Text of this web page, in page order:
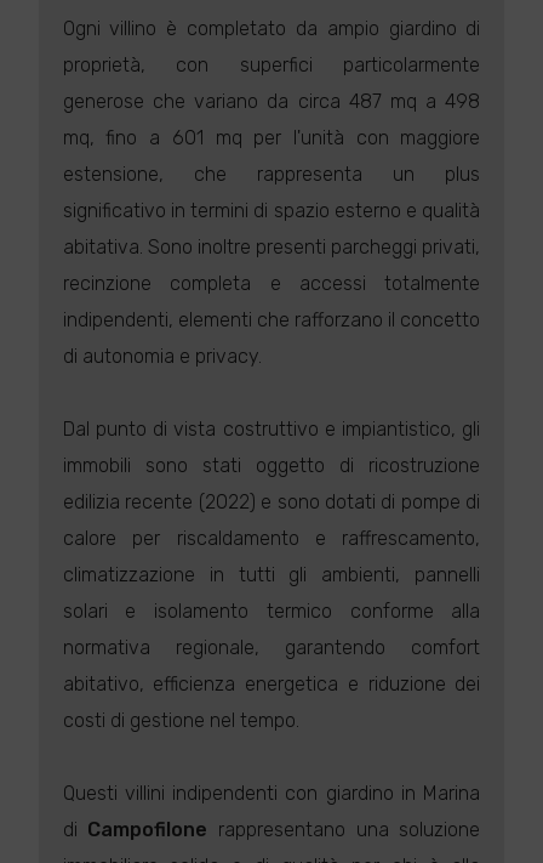
Ogni villino è completato da ampio giardino di
proprietà, con superfici particolarmente
generose che variano da circa 487 mq a 498
mq, fino a 601 mq per l'unità con maggiore
estensione, che rappresenta un plus
significativo in termini di spazio esterno e qualità
abitativa. Sono inoltre presenti parcheggi privati,
recinzione completa e accessi totalmente
indipendenti, elementi che rafforzano il concetto
di autonomia e privacy.
Dal punto di vista costruttivo e impiantistico, gli
immobili sono stati oggetto di ricostruzione
edilizia recente (2022) e sono dotati di pompe di
calore per riscaldamento e raffrescamento,
climatizzazione in tutti gli ambienti, pannelli
solari e isolamento termico conforme alla
normativa regionale, garantendo comfort
abitativo, efficienza energetica e riduzione dei
costi di gestione nel tempo.
Questi villini indipendenti con giardino in Marina
di Campofilone rappresentano una soluzione